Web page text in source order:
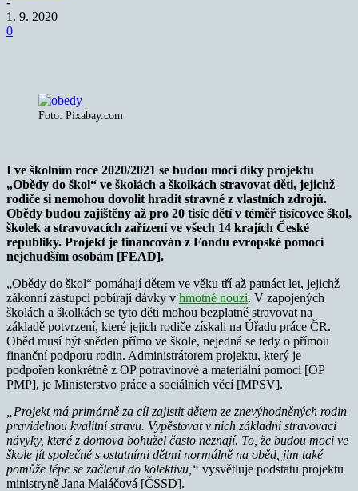
1. 9. 2020
0
Foto: Pixabay.com
I ve školním roce 2020/2021 se budou moci díky projektu
„Obědy do škol“ ve školách a školkách stravovat děti, jejichž
rodiče si nemohou dovolit hradit stravné z vlastních zdrojů.
Obědy budou zajištěny až pro 20 tisíc dětí v téměř tisícovce škol,
školek a stravovacích zařízení ve všech 14 krajích České
republiky. Projekt je financován z Fondu evropské pomoci
nejchudším osobám [FEAD].
„Obědy do škol“ pomáhají dětem ve věku tří až patnáct let, jejichž
zákonní zástupci pobírají dávky v hmotné nouzi. V zapojených
školách a školkách se tyto děti mohou bezplatně stravovat na
základě potvrzení, které jejich rodiče získali na Úřadu práce ČR.
Oběd musí být sněden přímo ve škole, nejedná se tedy o přímou
finanční podporu rodin. Administrátorem projektu, který je
podpořen konkrétně z OP potravinové a materiální pomoci [OP
PMP], je Ministerstvo práce a sociálních věcí [MPSV].
„Projekt má primárně za cíl zajistit dětem ze znevýhodněných rodin
pravidelnou kvalitní stravu. Vypěstovat v nich základní stravovací
návyky, které z domova bohužel často neznají. To, že budou moci ve
škole jít společně s ostatními dětmi normálně na oběd, jim také
pomůže lépe se začlenit do kolektivu,“ vysvětluje podstatu projektu
ministryně Jana Maláčová [ČSSD].